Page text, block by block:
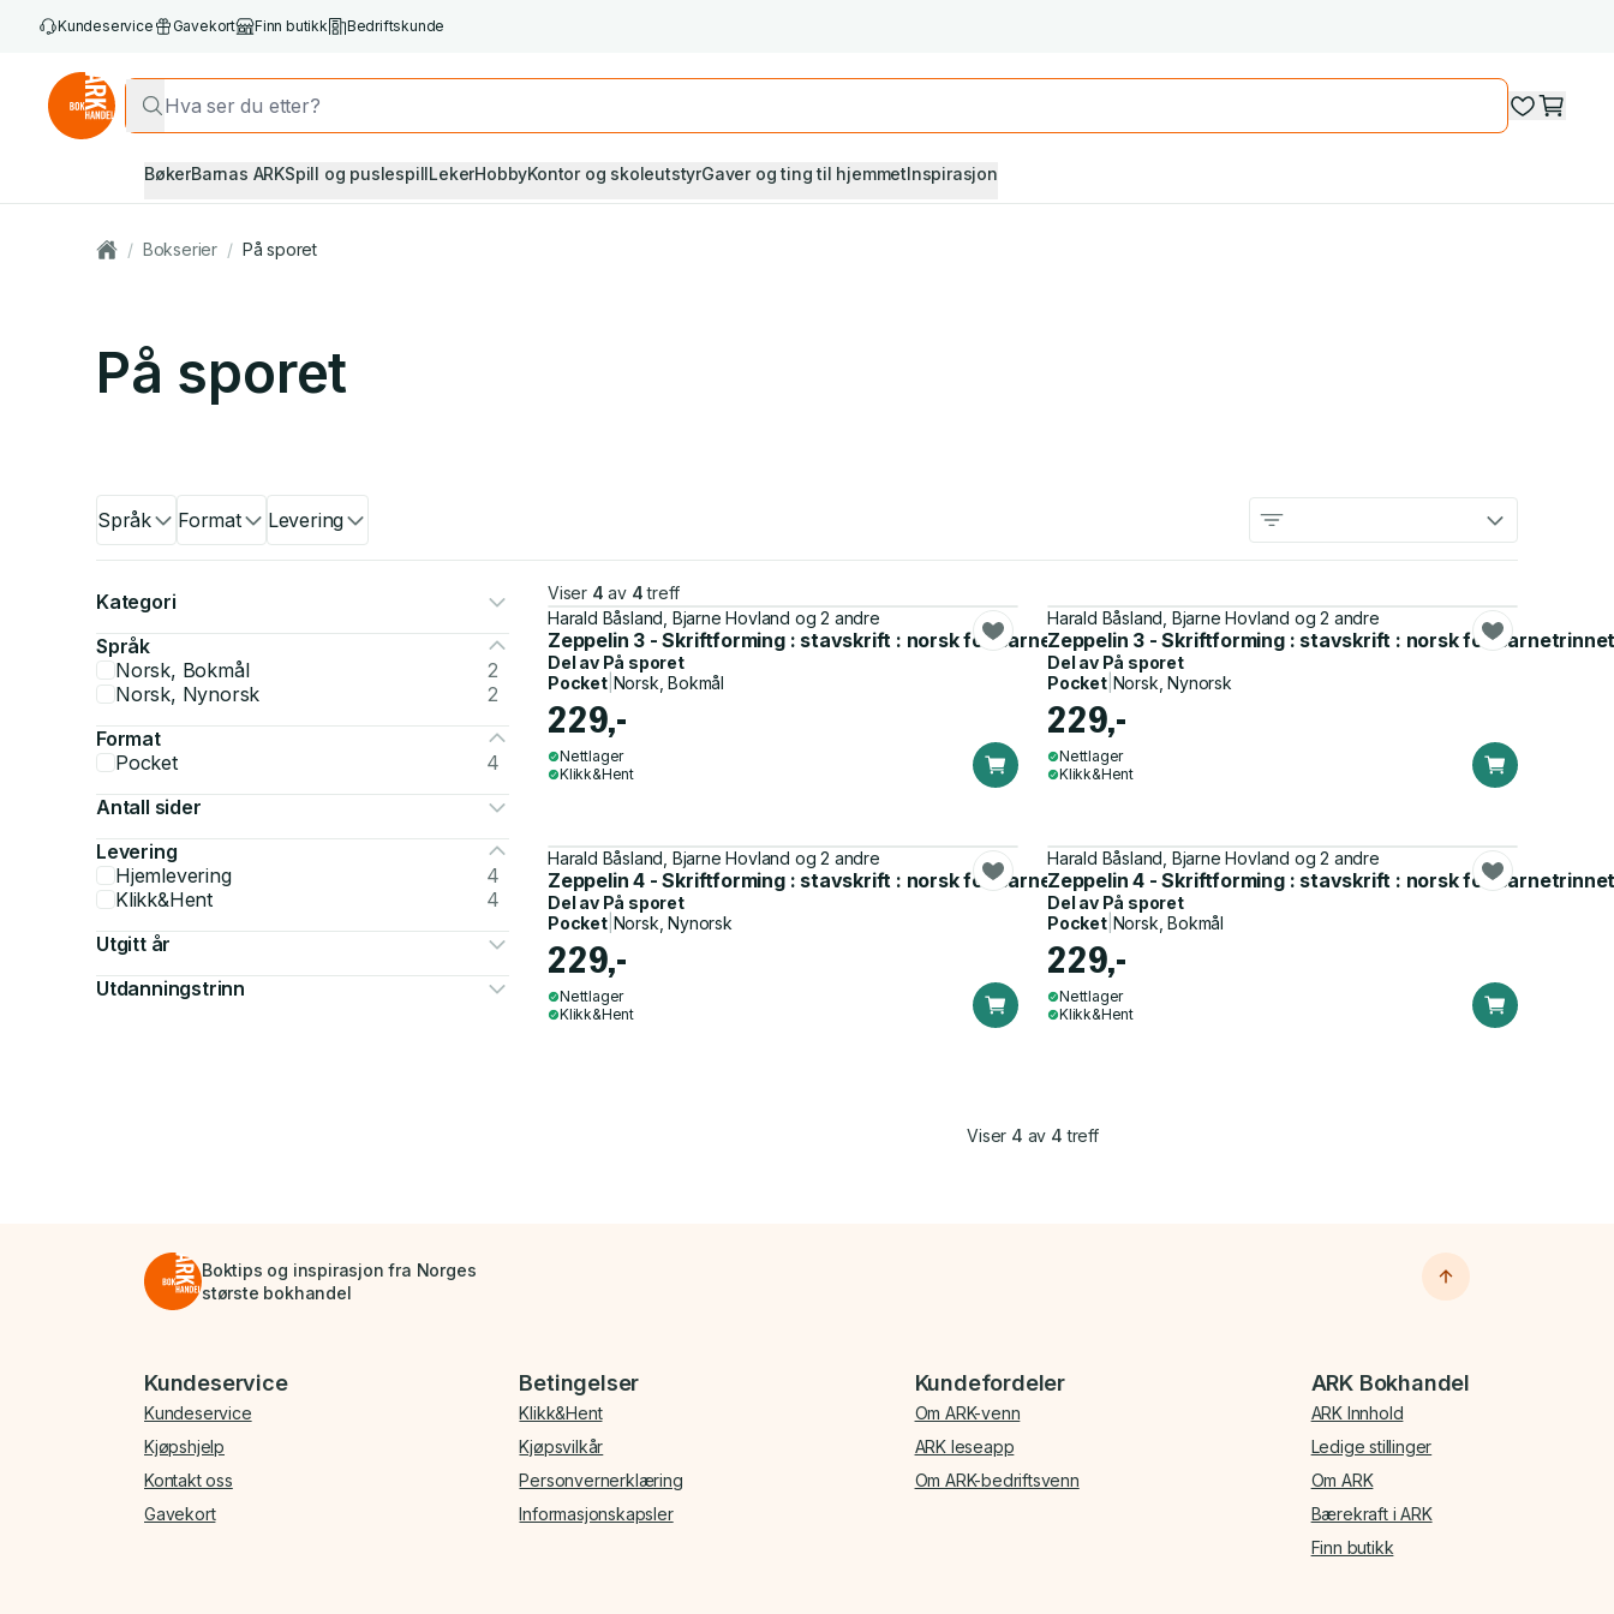
Kundeservice Gavekort Finn butikk Bedriftskunde
BøkerBarnas ARKSpill og puslespillLekerHobbyKontor og skoleutstyrGaver og ting til hjemmetInspirasjon
/ Bokserier / På sporet
På sporet
Språk Format Levering
Kategori
Språk
Norsk, Bokmål
2
Norsk, Nynorsk
2
Format
Pocket
4
Antall sider
Levering
Hjemlevering
4
Klikk&Hent
4
Utgitt år
Utdanningstrinn
Viser 4 av 4 treff
Harald Båsland, Bjarne Hovland og 2 andre
Zeppelin 3 - Skriftforming : stavskrift : norsk for barnetrinnet
Del av På sporet
Pocket| Norsk, Bokmål
229,-
Nettlager
Klikk&Hent
Harald Båsland, Bjarne Hovland og 2 andre
Zeppelin 3 - Skriftforming : stavskrift : norsk for
Del av På sporet
Pocket| Norsk, Nynorsk
229,-
Nettlager
Klikk&Hent
Harald Båsland, Bjarne Hovland og 2 andre
Zeppelin 4 - Skriftforming : stavskrift : norsk for barnetrinnet
Del av På sporet
Pocket| Norsk, Nynorsk
229,-
Nettlager
Klikk&Hent
Harald Båsland, Bjarne Hovland og 2 andre
Zeppelin 4 - Skriftforming : stavskrift : norsk for
Del av På sporet
Pocket| Norsk, Bokmål
229,-
Nettlager
Klikk&Hent
Viser 4 av 4 treff
Boktips og inspirasjon fra Norges
største bokhandel
Bunnmeny
Kundeservice
Kundeservice
Kjøpshjelp
Kontakt oss
Gavekort
Betingelser
Klikk&Hent
Kjøpsvilkår
Personvernerklæring
Informasjonskapsler
Kundefordeler
Om ARK-venn
ARK leseapp
Om ARK-bedriftsvenn
ARK Bokhandel
ARK Innhold
Ledige stillinger
Om ARK
Bærekraft i ARK
Finn butikk